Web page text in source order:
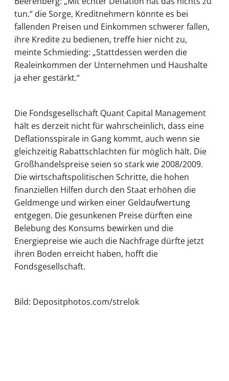
tun.“ die Sorge, Kreditnehmern könnte es bei
fallenden Preisen und Einkommen schwerer fallen,
ihre Kredite zu bedienen, treffe hier nicht zu,
meinte Schmieding: „Stattdessen werden die
Realeinkommen der Unternehmen und Haushalte
ja eher gestärkt.“
Die Fondsgesellschaft Quant Capital Management
hält es derzeit nicht für wahrscheinlich, dass eine
Deflationsspirale in Gang kommt, auch wenn sie
gleichzeitig Rabattschlachten für möglich hält. Die
Großhandelspreise seien so stark wie 2008/2009.
Die wirtschaftspolitischen Schritte, die hohen
finanziellen Hilfen durch den Staat erhöhen die
Geldmenge und wirken einer Geldaufwertung
entgegen. Die gesunkenen Preise dürften eine
Belebung des Konsums bewirken und die
Energiepreise wie auch die Nachfrage dürfte jetzt
ihren Boden erreicht haben, hofft die
Fondsgesellschaft.
Bild: Depositphotos.com/strelok